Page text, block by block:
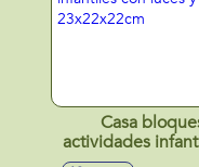
Casa
actividades
luces y